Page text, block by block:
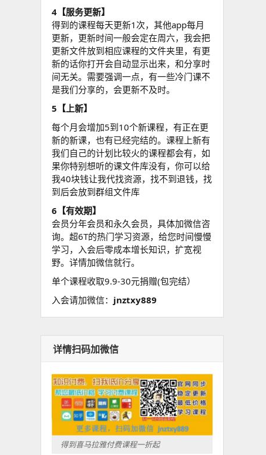
4【服务更新】
得到的课程每天更新1次，其他app每月
更新，更新时间一般会定在周六，我会把
更新文件放到相应课程的文件夹里，有更
新的话你打开会自动显示出来，和分享时
间无关。需要强调一点，有一些冷门课不
是我们分享的，会更新不及时。
5【上新】
每个月会增加5到10个新课程，有正在更
新的新课，也有已经完结的。课程上新有
我们自己的计划比较火的课程都会有，如
果你特别想听的课文件库没有，你可以给
我40块钱让我代找资源，找不到退钱，找
到后会放到群组文件库
6【有效期】
会员分年会员和永久会员，具体加微信咨
询。超6T的热门学习资源，给您时间慢慢
学习，入会后零成本增长知识，扩宽视
野。详情加微信就行。
单个课程收取9.9-30元捐赠(包完结）
入会请加微信： jnztxy889
详情扫码加微信
得到喜马拉雅付费课程一折起